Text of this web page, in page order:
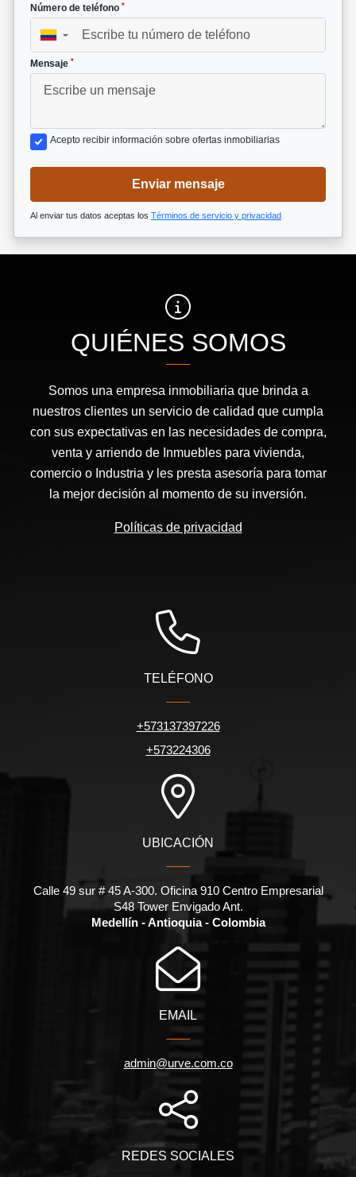
Número de teléfono *
▼
Mensaje *
Acepto recibir información sobre ofertas inmobiliarias
Enviar mensaje
Al enviar tus datos aceptas los Términos de servicio y privacidad
QUIÉNES SOMOS
Somos una empresa inmobiliaria que brinda a
nuestros clientes un servicio de calidad que cumpla
con sus expectativas en las necesidades de compra,
venta y arriendo de Inmuebles para vivienda,
comercio o Industria y les presta asesoría para tomar
la mejor decisión al momento de su inversión.
Políticas de privacidad
TELÉFONO
+573137397226
+573224306
UBICACIÓN
Calle 49 sur # 45 A-300. Oficina 910 Centro Empresarial
S48 Tower Envigado Ant.
Medellín - Antioquia - Colombia
EMAIL
admin@urve.com.co
REDES SOCIALES